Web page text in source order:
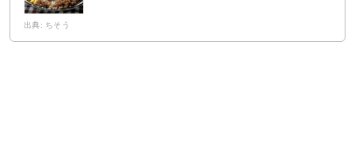
出典: ちそう